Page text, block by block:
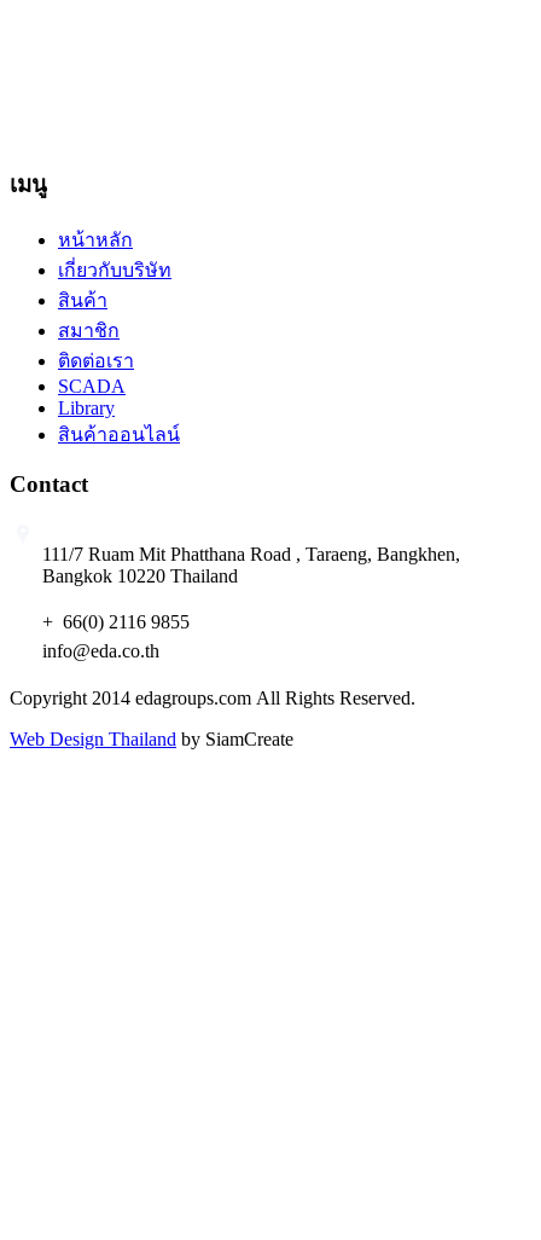
เมนู
หน้าหลัก
เกี่ยวกับบริษัท
สินค้า
สมาชิก
ติดต่อเรา
SCADA
Library
สินค้าออนไลน์
Contact
111/7 Ruam Mit Phatthana Road , Taraeng, Bangkhen,
Bangkok 10220 Thailand
+ 66(0) 2116 9855
info@eda.co.th
Copyright 2014 edagroups.com All Rights Reserved.
Web Design Thailand by SiamCreate